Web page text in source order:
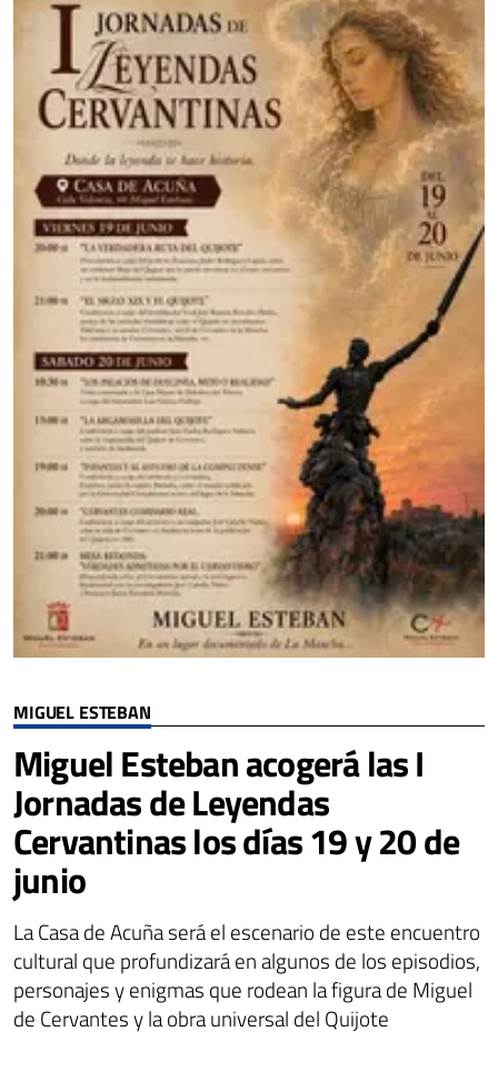
MIGUEL ESTEBAN
Miguel Esteban acogerá las I
Jornadas de Leyendas
Cervantinas los días 19 y 20 de
junio
La Casa de Acuña será el escenario de este encuentro
cultural que profundizará en algunos de los episodios,
personajes y enigmas que rodean la figura de Miguel
de Cervantes y la obra universal del Quijote